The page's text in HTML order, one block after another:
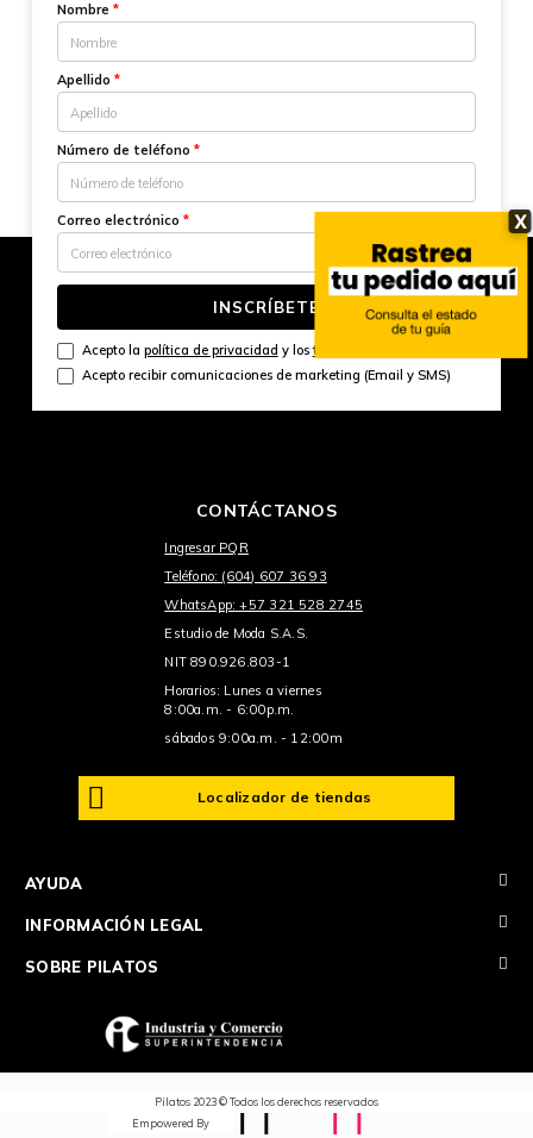
X
Nombre *
Apellido *
Número de teléfono *
Correo electrónico *
INSCRÍBETE
Acepto la política de privacidad y lostérminos y condiciones
Acepto recibir comunicaciones de marketing (Email y SMS)
CONTÁCTANOS
Ingresar PQR
Teléfono: (604) 607 36 93
WhatsApp: +57 321 528 2745
Estudio de Moda S.A.S.
NIT 890.926.803-1
Horarios: Lunes a viernes
8:00a.m. - 6:00p.m.
sábados 9:00a.m. - 12:00m
Localizador de tiendas
AYUDA +
INFORMACIÓN LEGAL +
SOBRE PILATOS +
Pilatos 2023 © Todos los derechos reservados
Empowered By